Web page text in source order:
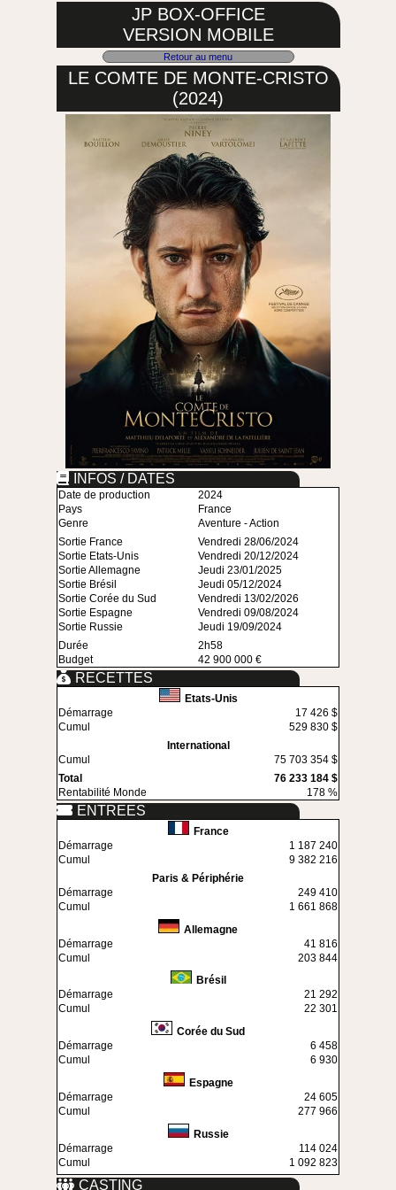
JP BOX-OFFICE
VERSION MOBILE
Retour au menu
LE COMTE DE MONTE-CRISTO
(2024)
INFOS / DATES
Date de production
2024
Pays
France
Genre
Aventure - Action
Sortie France
Vendredi 28/06/2024
Sortie Etats-Unis
Vendredi 20/12/2024
Sortie Allemagne
Jeudi 23/01/2025
Sortie Brésil
Jeudi 05/12/2024
Sortie Corée du Sud
Vendredi 13/02/2026
Sortie Espagne
Vendredi 09/08/2024
Sortie Russie
Jeudi 19/09/2024
Durée
2h58
Budget
42 900 000 €
RECETTES
Etats-Unis
Démarrage
17 426 $
Cumul
529 830 $
International
Cumul
75 703 354 $
Total
76 233 184 $
Rentabilité Monde
178 %
ENTREES
France
Démarrage
1 187 240
Cumul
9 382 216
Paris & Périphérie
Démarrage
249 410
Cumul
1 661 868
Allemagne
Démarrage
41 816
Cumul
203 844
Brésil
Démarrage
21 292
Cumul
22 301
Corée du Sud
Démarrage
6 458
Cumul
6 930
Espagne
Démarrage
24 605
Cumul
277 966
Russie
Démarrage
114 024
Cumul
1 092 823
CASTING